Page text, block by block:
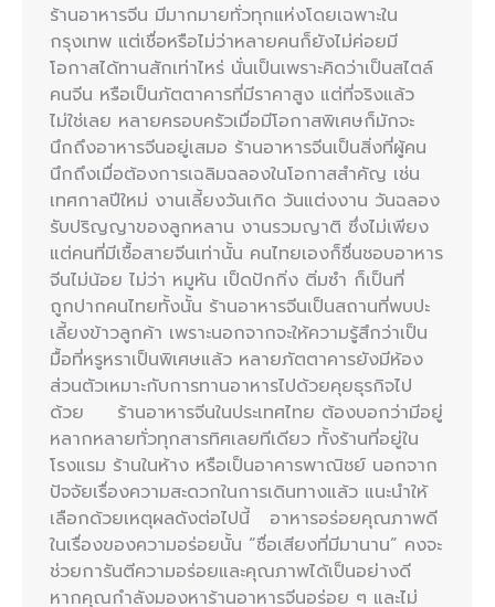
ร้านอาหารจีน มีมากมายทั่วทุกแห่งโดยเฉพาะใน
กรุงเทพ แต่เชื่อหรือไม่ว่าหลายคนก็ยังไม่ค่อยมี
โอกาสได้ทานสักเท่าไหร่ นั่นเป็นเพราะคิดว่าเป็นสไตล์
คนจีน หรือเป็นภัตตาคารที่มีราคาสูง แต่ที่จริงแล้ว
ไม่ใช่เลย หลายครอบครัวเมื่อมีโอกาสพิเศษก็มักจะ
นึกถึงอาหารจีนอยู่เสมอ ร้านอาหารจีนเป็นสิ่งที่ผู้คน
นึกถึงเมื่อต้องการเฉลิมฉลองในโอกาสสำคัญ เช่น
เทศกาลปีใหม่ งานเลี้ยงวันเกิด วันแต่งงาน วันฉลอง
รับปริญญาของลูกหลาน งานรวมญาติ ซึ่งไม่เพียง
แต่คนที่มีเชื้อสายจีนเท่านั้น คนไทยเองก็ชื่นชอบอาหาร
จีนไม่น้อย ไม่ว่า หมูหัน เป็ดปักกิ่ง ติ่มซำ ก็เป็นที่
ถูกปากคนไทยทั้งนั้น ร้านอาหารจีนเป็นสถานที่พบปะ
เลี้ยงข้าวลูกค้า เพราะนอกจากจะให้ความรู้สึกว่าเป็น
มื้อที่หรูหราเป็นพิเศษแล้ว หลายภัตตาคารยังมีห้อง
ส่วนตัวเหมาะกับการทานอาหารไปด้วยคุยธุรกิจไป
ด้วย ร้านอาหารจีนในประเทศไทย ต้องบอกว่ามีอยู่
หลากหลายทั่วทุกสารทิศเลยทีเดียว ทั้งร้านที่อยู่ใน
โรงแรม ร้านในห้าง หรือเป็นอาคารพาณิชย์ นอกจาก
ปัจจัยเรื่องความสะดวกในการเดินทางแล้ว แนะนำให้
เลือกด้วยเหตุผลดังต่อไปนี้ อาหารอร่อยคุณภาพดี
ในเรื่องของความอร่อยนั้น “ชื่อเสียงที่มีมานาน” คงจะ
ช่วยการันตีความอร่อยและคุณภาพได้เป็นอย่างดี
หากคุณกำลังมองหาร้านอาหารจีนอร่อย ๆ และไม่